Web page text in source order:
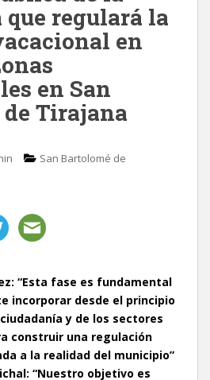
que regulará la
en
en San
Tirajana
San Bartolomé de
“Esta fase es fundamental
incorporar desde el principio
y de los sectores
construir una regulación
a la realidad del municipio”
“Nuestro objetivo es